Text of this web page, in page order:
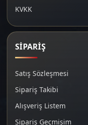
KVKK
SİPARİŞ
Satış Sözleşmesi
Sipariş Takibi
Alışveriş Listem
Sipariş Geçmişim